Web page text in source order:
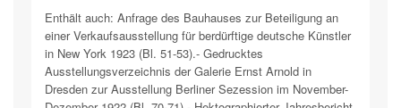
Enthält auch: Anfrage des Bauhauses zur Beteiligung an
einer Verkaufsausstellung für berdürftige deutsche Künstler
in New York 1923 (Bl. 51-53).- Gedrucktes
Ausstellungsverzeichnis der Galerie Ernst Arnold in
Dresden zur Ausstellung Berliner Sezession im November-